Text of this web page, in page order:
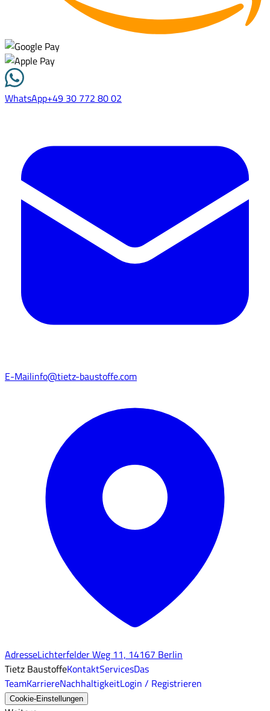
WhatsApp+49 30 772 80 02
E-Mailinfo@tietz-baustoffe.com
AdresseLichterfelder Weg 11, 14167 Berlin
Tietz BaustoffeKontaktServicesDas
TeamKarriereNachhaltigkeitLogin / Registrieren
Cookie-Einstellungen